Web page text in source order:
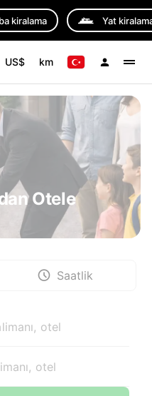
kiralama Yat
US$ km
Otele
Saatlik
otel
otel